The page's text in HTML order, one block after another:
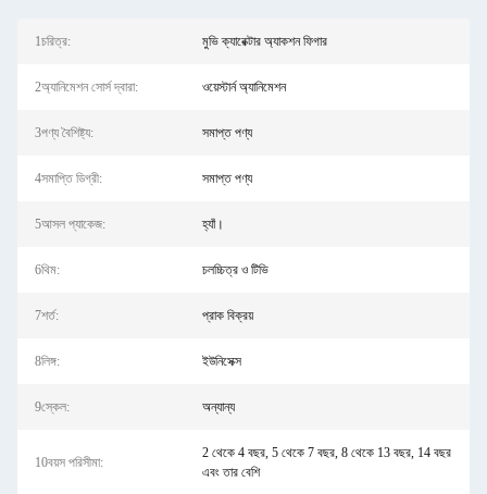
1চরিত্র: মুভি ক্যারেক্টার অ্যাকশন ফিগার
2অ্যানিমেশন সোর্স দ্বারা: ওয়েস্টার্ন অ্যানিমেশন
3পণ্য বৈশিষ্ট্য: সমাপ্ত পণ্য
4সমাপ্তি ডিগ্রী: সমাপ্ত পণ্য
5আসল প্যাকেজ: হ্যাঁ।
6থিম: চলচ্চিত্র ও টিভি
7শর্ত: প্রাক বিক্রয়
8লিঙ্গ: ইউনিসেক্স
9স্কেল: অন্যান্য
10বয়স পরিসীমা:
2 থেকে 4 বছর, 5 থেকে 7 বছর, 8 থেকে 13 বছর, 14 বছর
এবং তার বেশি